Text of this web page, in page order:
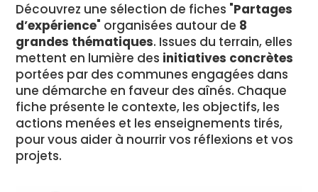
Découvrez une sélection de fiches "Partages
d’expérience" organisées autour de 8
grandes thématiques. Issues du terrain, elles
mettent en lumière des initiatives concrètes
portées par des communes engagées dans
une démarche en faveur des aînés. Chaque
fiche présente le contexte, les objectifs, les
actions menées et les enseignements tirés,
pour vous aider à nourrir vos réflexions et vos
projets.